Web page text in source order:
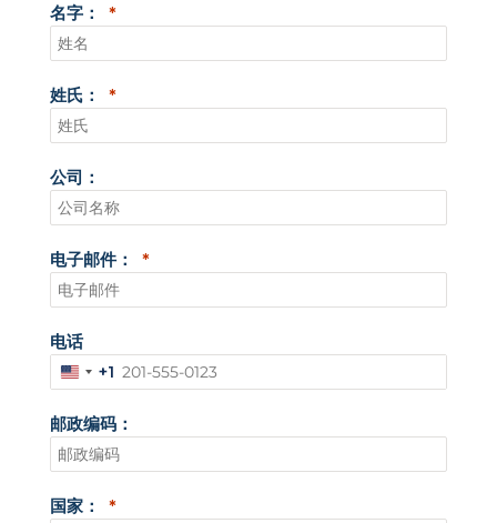
名字：
姓氏：
公司：
电子邮件：
电话
美
+
1
+1
邮政编码：
国家：